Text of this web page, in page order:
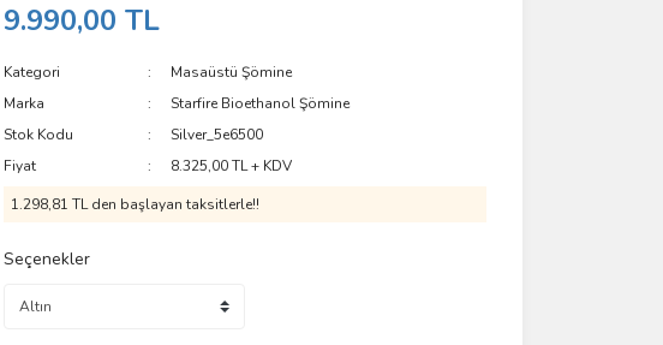
9.990,00 TL
Kategori
Masaüstü Şömine
Marka
Starfire Bioethanol Şömine
Stok Kodu
Silver_5e6500
Fiyat
8.325,00 TL + KDV
1.298,81 TL den başlayan taksitlerle!!
Seçenekler